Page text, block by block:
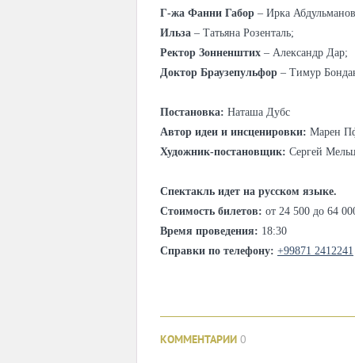
Г-жа Фанни Габор – Ирка
Ильза – Татьяна Розенталь;
Ректор Зонненштих – Александр Дар;
Доктор Браузепульфор – Тимур
Постановка: Наташа Дубс
Автор идеи и инсценировки: Марен
Художник-постановщик: Сергей
Спектакль идет на русском языке.
Стоимость билетов: от 24 500 до 64
Время проведения: 18:30
Справки по телефону: +99871 2412241
КОММЕНТАРИИ 0